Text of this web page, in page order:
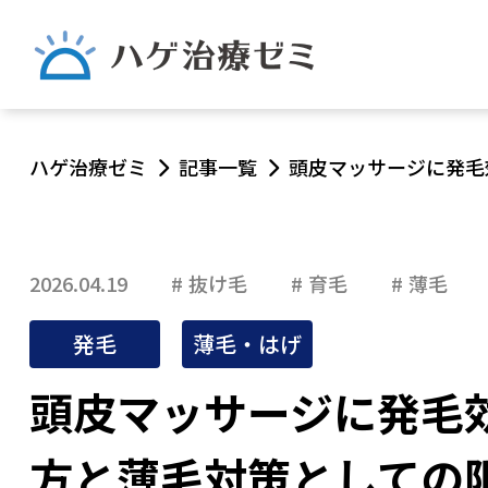
ハゲ治療ゼミ 記事一覧 頭皮マッサージに発
2026.04.19 抜け毛 育毛 薄毛
発毛 薄毛・はげ
頭皮マッサージに発毛